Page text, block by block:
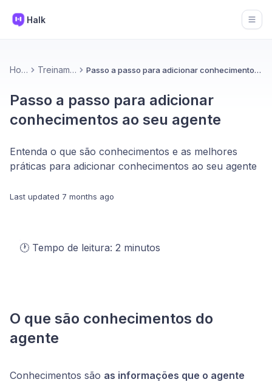
Halk
Home Treinamento Passo a passo para adicionar conhecimentos ao seu agente
Passo a passo para adicionar
conhecimentos ao seu agente
Entenda o que são conhecimentos e as melhores
práticas para adicionar conhecimentos ao seu agente
Last updated 7 months ago
🕐 Tempo de leitura: 2 minutos
O que são conhecimentos do
agente
Conhecimentos são as informações que o agente